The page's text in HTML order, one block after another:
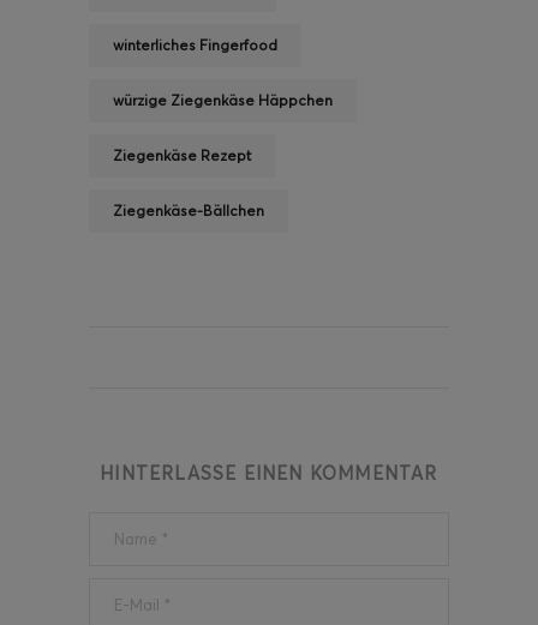
winterliches Fingerfood
würzige Ziegenkäse Häppchen
Ziegenkäse Rezept
Ziegenkäse-Bällchen
HINTERLASSE EINEN KOMMENTAR